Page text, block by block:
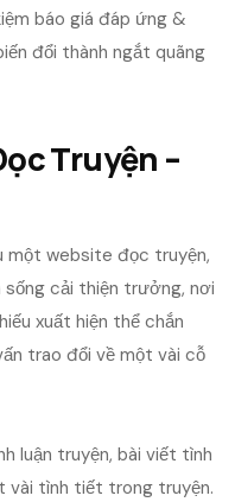
báo giá đáp ứng &
đổi thành ngắt quãng
Truyện –
một website đọc truyện,
cải thiện trưởng, nơi
xuất hiện thể chắn
trao đổi về một vài cỗ
luận truyện, bài viết tình
vài tình tiết trong truyện.